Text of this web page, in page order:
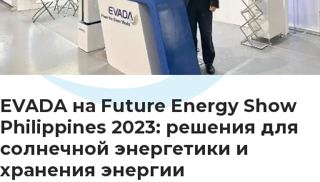
EVADA на Future Energy Show
Philippines 2023: решения для
солнечной энергетики и
хранения энергии